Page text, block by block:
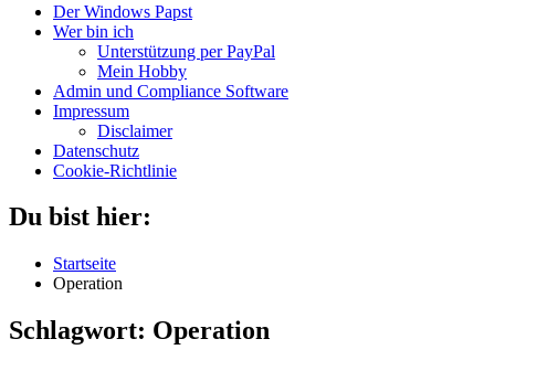
Der Windows Papst
Wer bin ich
Unterstützung per PayPal
Mein Hobby
Admin und Compliance Software
Impressum
Disclaimer
Datenschutz
Cookie-Richtlinie
Du bist hier:
Startseite
Operation
Schlagwort: Operation